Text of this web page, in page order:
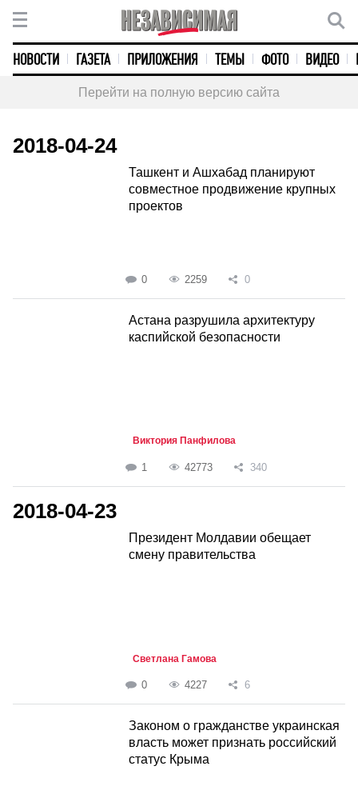
НОВОСТИ ГАЗЕТА ПРИЛОЖЕНИЯ ТЕМЫ ФОТО ВИДЕО
Перейти на полную версию сайта
2018-04-24
Ташкент и Ашхабад планируют
совместное продвижение крупных
проектов
0 2259 0
Астана разрушила архитектуру
каспийской безопасности
Виктория Панфилова
1 42773 340
2018-04-23
Президент Молдавии обещает
смену правительства
Светлана Гамова
0 4227 6
Законом о гражданстве украинская
власть может признать российский
статус Крыма